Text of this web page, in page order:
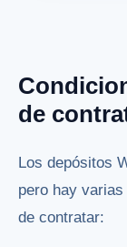
de
Los depósitos
pero hay
de contratar: